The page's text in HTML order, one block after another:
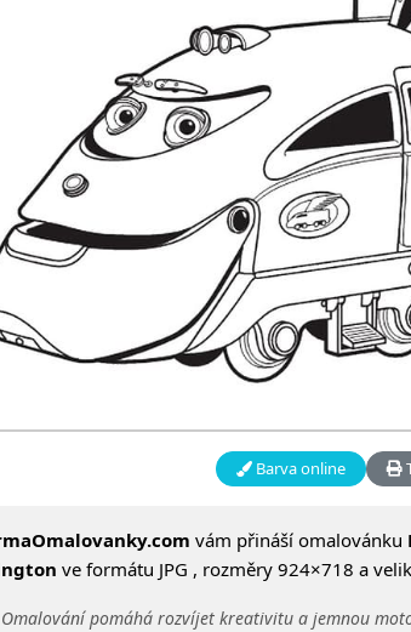
Barva online
vám přináší omalovánku
ve formátu JPG , rozměry 924×718 a
Omalování pomáhá rozvíjet kreativitu a jemnou